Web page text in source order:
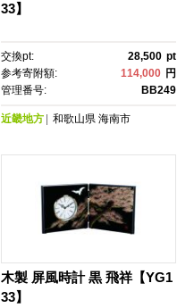
33】
交換pt: 28,500 pt
参考寄附額:
114,000 円
管理番号:
BB249
近畿地方 和歌山県 海南市
木製 屏風時計 黒 飛祥【YG1
33】